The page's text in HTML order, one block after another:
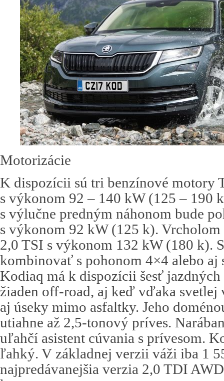
Motorizácie
K dispozícii sú tri benzínové motory
s výkonom 92 – 140 kW (125 – 190
s výlučne predným náhonom bude
s výkonom 92 kW (125 k).
2,0 TSI s výkonom 132 kW (180 k).
kombinovať s pohonom 4×4 alebo aj
Kodiaq má k dispozícii šesť
žiaden off-road, aj keď vďaka svetlej
aj úseky mimo asfaltky. Jeho
utiahne až 2,5-tonový príves.
uľahčí asistent cúvania s prívesom.
ľahký. V základnej verzii váži iba 1
najpredávanejšia verzia 2,0 TDI